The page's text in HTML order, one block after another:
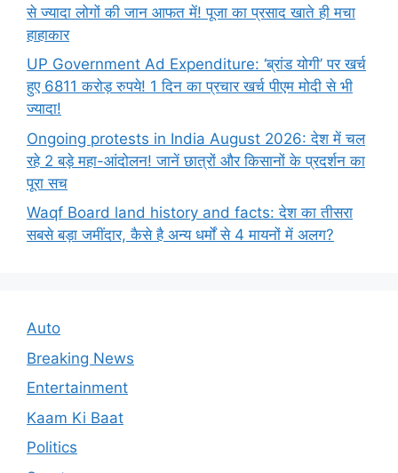
से ज्यादा लोगों की जान आफत में! पूजा का प्रसाद खाते ही मचा
हाहाकार
UP Government Ad Expenditure: ‘ब्रांड योगी’ पर खर्च
हुए 6811 करोड़ रुपये! 1 दिन का प्रचार खर्च पीएम मोदी से भी
ज्यादा!
Ongoing protests in India August 2026: देश में चल
रहे 2 बड़े महा-आंदोलन! जानें छात्रों और किसानों के प्रदर्शन का
पूरा सच
Waqf Board land history and facts: देश का तीसरा
सबसे बड़ा जमींदार, कैसे है अन्य धर्मों से 4 मायनों में अलग?
Auto
Breaking News
Entertainment
Kaam Ki Baat
Politics